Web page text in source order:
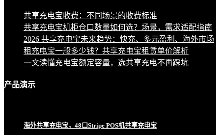
共享充电宝收费：不同场景的收费标准
共享充电宝机柜仓口数量如何选？场景，需求适配指南
2026 共享充电宝未来趋势：快充、多元盈利、海外市场
租充电宝一般多少钱？共享充电宝租赁单价解析
一文读懂充电宝额定容量，选共享充电不再踩坑
产品演示
海外共享充电宝，48口Stripe POS机共享充电宝